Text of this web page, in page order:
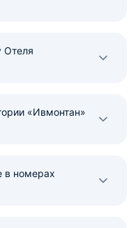
Отеля
«Ивмонтан»
в номерах